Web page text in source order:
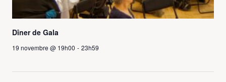
Dîner de Gala
19 novembre @ 19h00 - 23h59